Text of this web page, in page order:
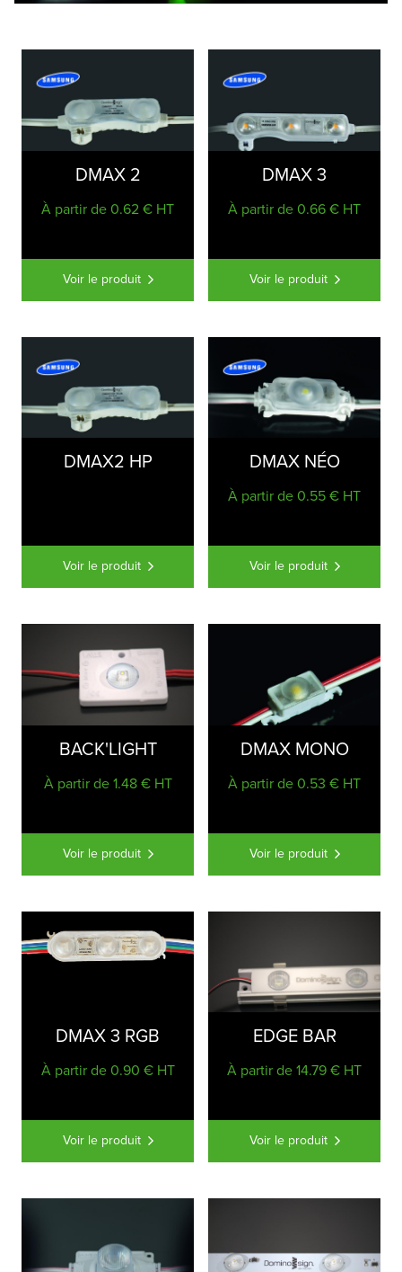
DMAX 2
À partir de 0.62 € HT
Voir le produit
DMAX 3
À partir de 0.66 € HT
Voir le produit
DMAX2 HP
Voir le produit
DMAX NÉO
À partir de 0.55 € HT
Voir le produit
BACK'LIGHT
À partir de 1.48 € HT
Voir le produit
DMAX MONO
À partir de 0.53 € HT
Voir le produit
DMAX 3 RGB
À partir de 0.90 € HT
Voir le produit
EDGE BAR
À partir de 14.79 € HT
Voir le produit